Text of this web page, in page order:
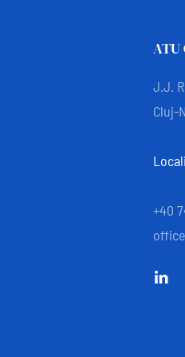
J.J.
Cluj-
+40